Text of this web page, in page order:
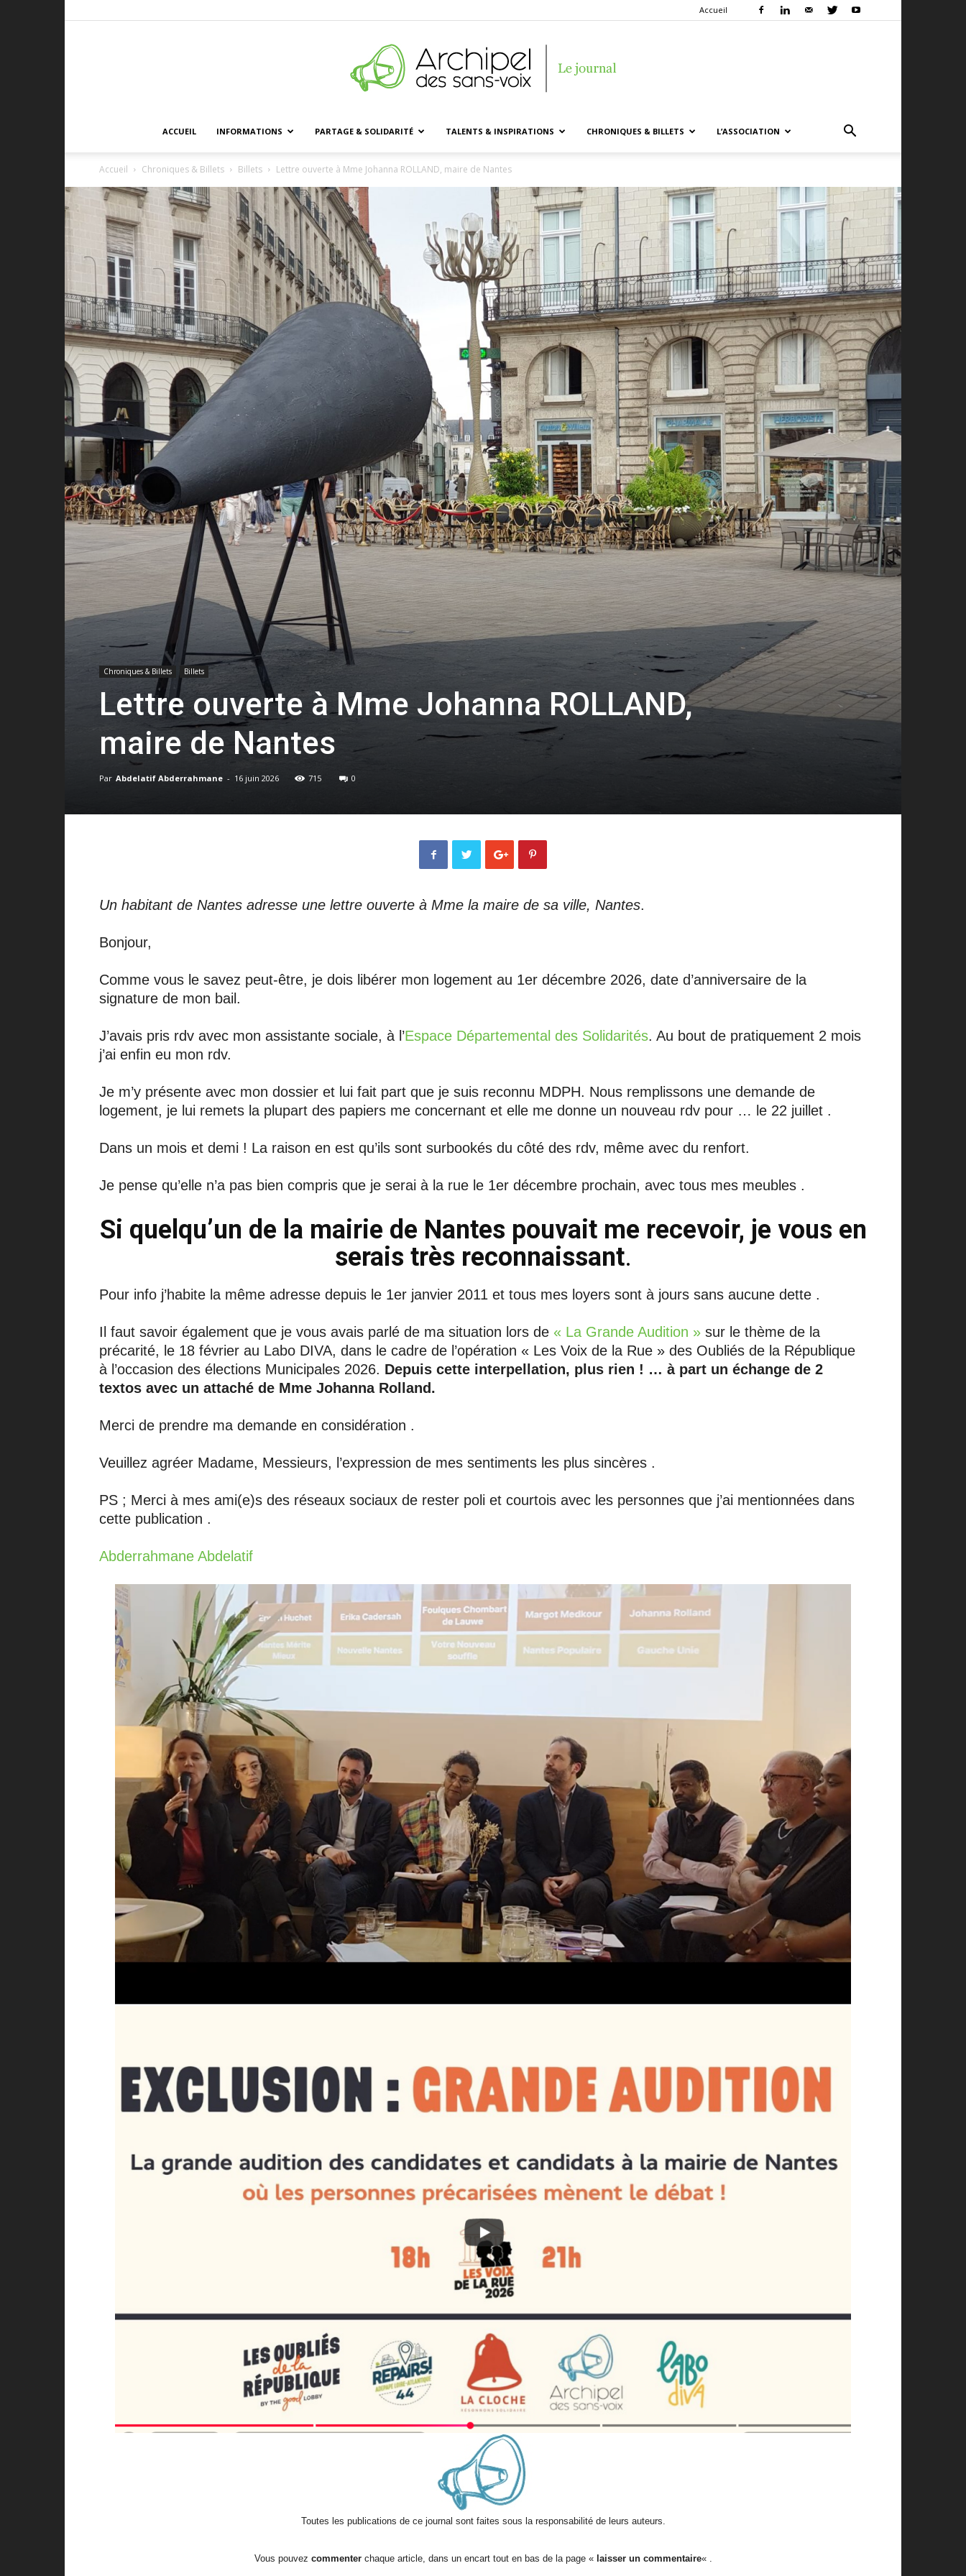
Accueil
des
sans-
voix
ACCUEIL INFORMATIONS PARTAGE & SOLIDARITÉ TALENTS & INSPIRATIONS CHRONIQUES & BILLETS L’ASSOCIATION
Accueil Chroniques & Billets Billets Lettre ouverte à Mme Johanna ROLLAND, maire de Nantes
Chroniques & Billets Billets
Lettre ouverte à Mme Johanna ROLLAND,
maire de Nantes
Par Abdelatif Abderrahmane - 16 juin 2026 715 0
Un habitant de Nantes adresse une lettre ouverte à Mme la maire de sa ville, Nantes.
Bonjour,
Comme vous le savez peut-être, je dois libérer mon logement au 1er décembre 2026, date d’anniversaire de la
signature de mon bail.
J’avais pris rdv avec mon assistante sociale, à l’Espace Départemental des Solidarités. Au bout de pratiquement 2 mois
j’ai enfin eu mon rdv.
Je m’y présente avec mon dossier et lui fait part que je suis reconnu MDPH. Nous remplissons une demande de
logement, je lui remets la plupart des papiers me concernant et elle me donne un nouveau rdv pour … le 22 juillet .
Dans un mois et demi ! La raison en est qu’ils sont surbookés du côté des rdv, même avec du renfort.
Je pense qu’elle n’a pas bien compris que je serai à la rue le 1er décembre prochain, avec tous mes meubles .
Si quelqu’un de la mairie de Nantes pouvait me recevoir, je vous en
serais très reconnaissant.
Pour info j’habite la même adresse depuis le 1er janvier 2011 et tous mes loyers sont à jours sans aucune dette .
Il faut savoir également que je vous avais parlé de ma situation lors de « La Grande Audition » sur le thème de la
précarité, le 18 février au Labo DIVA, dans le cadre de l’opération « Les Voix de la Rue » des Oubliés de la République
à l’occasion des élections Municipales 2026. Depuis cette interpellation, plus rien ! … à part un échange de 2
textos avec un attaché de Mme Johanna Rolland.
Merci de prendre ma demande en considération .
Veuillez agréer Madame, Messieurs, l’expression de mes sentiments les plus sincères .
PS ; Merci à mes ami(e)s des réseaux sociaux de rester poli et courtois avec les personnes que j’ai mentionnées dans
cette publication .
Abderrahmane Abdelatif
Toutes les publications de ce journal sont faites sous la responsabilité de leurs auteurs.
Vous pouvez commenterchaque article, dans un encart tout en bas de la page « laisser un commentaire« .